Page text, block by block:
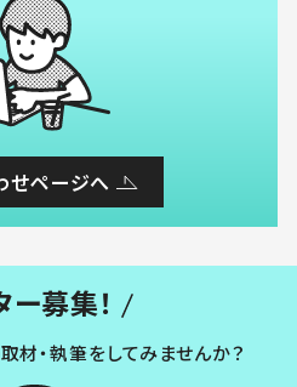
せページへ
ー募集！
材・執筆をしてみませんか？